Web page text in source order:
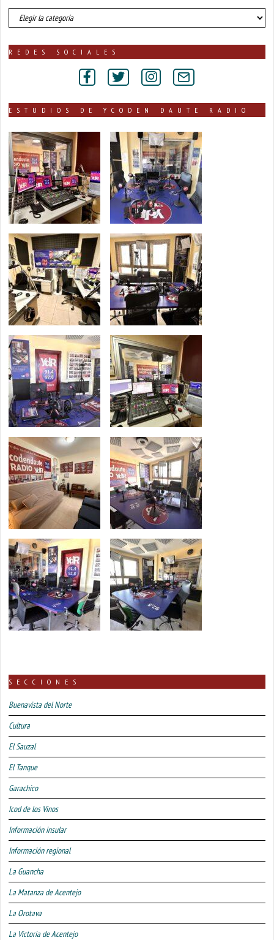
número
de
publicadas
REDES SOCIALES
ESTUDIOS DE YCODEN DAUTE RADIO
SECCIONES
Buenavista del Norte
Cultura
El Sauzal
El Tanque
Garachico
Icod de los Vinos
Información insular
Información regional
La Guancha
La Matanza de Acentejo
La Orotava
La Victoria de Acentejo